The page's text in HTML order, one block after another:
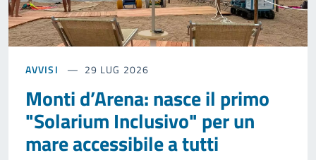
AVVISI 29 LUG 2026
Monti d’Arena: nasce il primo
"Solarium Inclusivo" per un
mare accessibile a tutti